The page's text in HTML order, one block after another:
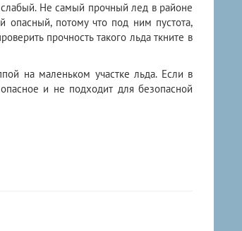
Не самый прочный лед в районе
опасный, потому что под ним пустота,
прочность такого льда ткните в
на маленьком участке льда. Если в
и не подходит для безопасной